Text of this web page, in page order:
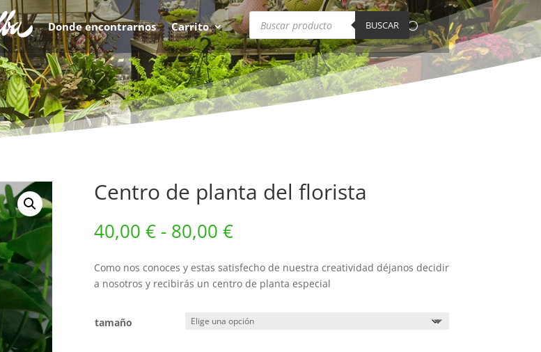
Donde encontrarnos Carrito
Búsqueda
de
productos
BUSCAR
Centro de planta del florista
40,00 € - 80,00 €Rango
de
precios:
desde
40,00 €
80,00 €
Como nos conoces y estas satisfecho de nuestra creatividad déjanos decidir
a nosotros y recibirás un centro de planta especial
tamaño